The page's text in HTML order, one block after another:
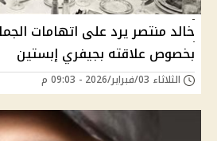
خالد منتصر يرد على اتهامات
بخصوص علاقته بجيفري إبستين
الثلاثاء 03/فبراير/2026 - 09:03 م